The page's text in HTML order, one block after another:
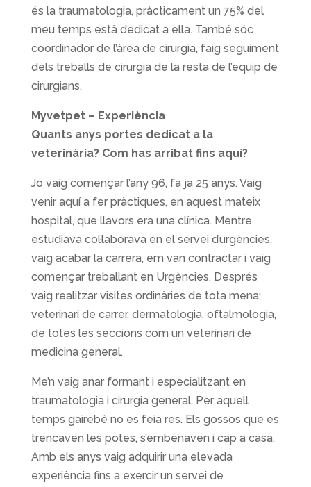
és la traumatologia, pràcticament un 75% del
meu temps està dedicat a ella. També sóc
coordinador de l’àrea de cirurgia, faig seguiment
dels treballs de cirurgia de la resta de l’equip de
cirurgians.
Myvetpet – Experiència
Quants anys portes dedicat a la
veterinària? Com has arribat fins aquí?
Jo vaig començar l’any 96, fa ja 25 anys. Vaig
venir aquí a fer pràctiques, en aquest mateix
hospital, que llavors era una clínica. Mentre
estudiava col·laborava en el servei d’urgències,
vaig acabar la carrera, em van contractar i vaig
començar treballant en Urgències. Després
vaig realitzar visites ordinàries de tota mena:
veterinari de carrer, dermatologia, oftalmologia,
de totes les seccions com un veterinari de
medicina general.
Me’n vaig anar formant i especialitzant en
traumatologia i cirurgia general. Per aquell
temps gairebé no es feia res. Els gossos que es
trencaven les potes, s’embenaven i cap a casa.
Amb els anys vaig adquirir una elevada
experiència fins a exercir un servei de